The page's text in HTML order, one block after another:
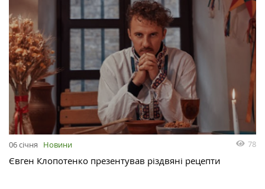
06 січня Новини 78
Євген Клопотенко презентував різдвяні рецепти